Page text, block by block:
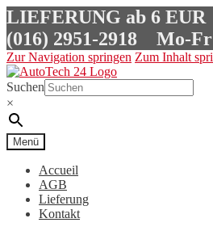
LIEFERUNG ab 6 EUR
(016) 2951-2918 Mo-Fr
Zur Navigation springen Zum Inhalt
Suchen
×
Menü
Accueil
AGB
Lieferung
Kontakt